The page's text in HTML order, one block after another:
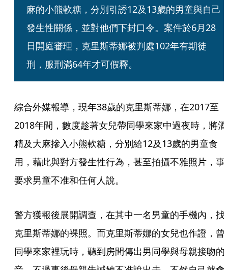
麻的小熊軟糖，分別引誘12及13歲的男童與自己
發生性關係，並對他們下封口令。案件於6月28
日開庭審理，克里斯蒂娜被判處102年有期徒
刑，服刑滿64年才可假釋。
綜合外媒報導，現年38歲的克里斯蒂娜，在2017至
2018年間，數度趁著女兒帶同學來家中過夜時，將酒
精及大麻摻入小熊軟糖，分別給12及13歲的男童食
用，藉此與對方發生性行為，甚至拍攝不雅照片，事
要求男童不准和任何人說。
警方獲報後展開調查，在其中一名男童的手機內，找
克里斯蒂娜的裸照。而克里斯蒂娜的女兒也作證，曾
同學來家裡玩時，聽到房間傳出男同學與母親接吻的